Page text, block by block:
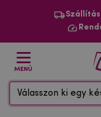
Szállítás
MENÜ
Válasszon ki egy